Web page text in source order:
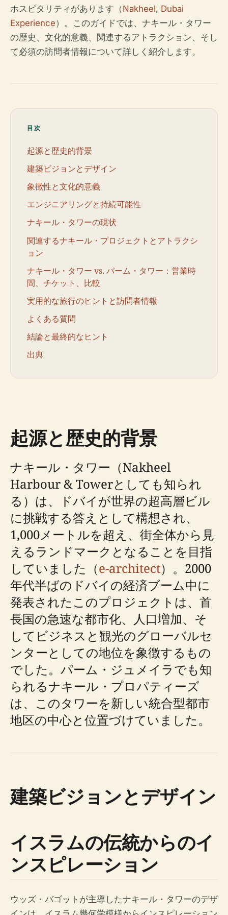
ホスピタリティがあります（Nakheel, Dubai
Experience）。このガイドでは、ナキール・タワー
の歴史、文化的意義、関連するアトラクション、そし
て必須の訪問者情報について詳しく紹介します。
目次
起源と歴史的背景
建築ビジョンとデザイン
象徴性と文化的意義
エンジニアリングと持続可能性
ナキール・タワーの現状
関連するナキール・プロジェクトとアトラクシ
ョン
ナキール・タワー vs. パーム・タワー：営業時
間、チケット、比較
実用的な旅行のヒントと訪問者情報
よくある質問
結論と最終的なヒント
出典
起源と歴史的背景
ナキール・タワー（Nakheel
Harbour & Towerとしても知られ
る）は、ドバイが世界の超高層ビル
に挑戦する答えとして構想され、
1,000メートルを超え、街全体から見
えるランドマークとなることを目指
していました（e-architect）。2000
年代半ばのドバイの経済ブーム中に
発表されたこのプロジェクトは、首
長国の急速な都市化、人口増加、そ
してビジネスと観光のグローバルセ
ンターとしての地位を象徴するもの
でした。パーム・ジュメイラでも知
られるナキール・プロパティーズ
は、このタワーを新しい統合型都市
地区の中心と位置づけていました。
建築ビジョンとデザイン
イスラムの伝統からのイ
ンスピレーション
ウッズ・バゴットが主導したナキール・タワーのデザ